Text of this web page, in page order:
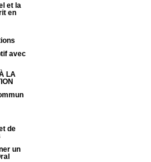
et la
en
avec
LA
de
un